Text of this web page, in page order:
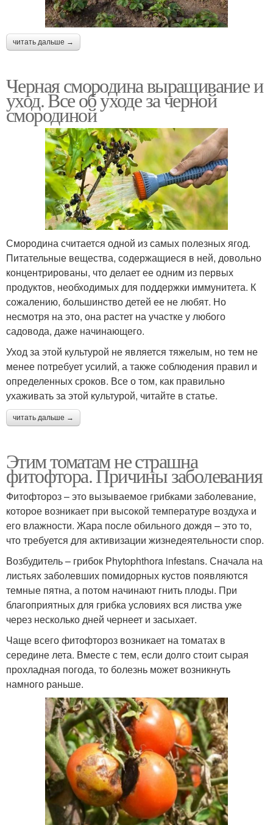
читать дальше →
Черная смородина выращивание и
уход. Все об уходе за черной
смородиной
Смородина считается одной из самых полезных ягод.
Питательные вещества, содержащиеся в ней, довольно
концентрированы, что делает ее одним из первых
продуктов, необходимых для поддержки иммунитета. К
сожалению, большинство детей ее не любят. Но
несмотря на это, она растет на участке у любого
садовода, даже начинающего.
Уход за этой культурой не является тяжелым, но тем не
менее потребует усилий, а также соблюдения правил и
определенных сроков. Все о том, как правильно
ухаживать за этой культурой, читайте в статье.
читать дальше →
Этим томатам не страшна
фитофтора. Причины заболевания
Фитофтороз – это вызываемое грибками заболевание,
которое возникает при высокой температуре воздуха и
его влажности. Жара после обильного дождя – это то,
что требуется для активизации жизнедеятельности спор.
Возбудитель – грибок Phytophthora infestans. Сначала на
листьях заболевших помидорных кустов появляются
темные пятна, а потом начинают гнить плоды. При
благоприятных для грибка условиях вся листва уже
через несколько дней чернеет и засыхает.
Чаще всего фитофтороз возникает на томатах в
середине лета. Вместе с тем, если долго стоит сырая
прохладная погода, то болезнь может возникнуть
намного раньше.